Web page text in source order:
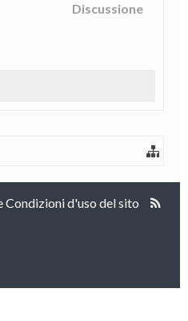
Discussione
Condizioni d'uso del sito